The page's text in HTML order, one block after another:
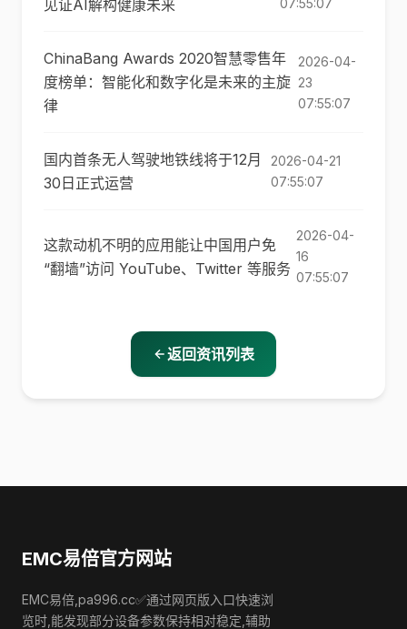
见证AI解构健康未来 07:55:07
ChinaBang Awards 2020智慧零售年
度榜单：智能化和数字化是未来的主旋
律
2026-04-
23
07:55:07
国内首条无人驾驶地铁线将于12月
30日正式运营
2026-04-21
07:55:07
这款动机不明的应用能让中国用户免
“翻墙”访问 YouTube、Twitter 等服务
2026-04-
16
07:55:07
返回资讯列表
EMC易倍官方网站
EMC易倍,pa996.cc✅通过网页版入口快速浏
览时,能发现部分设备参数保持相对稳定,辅助